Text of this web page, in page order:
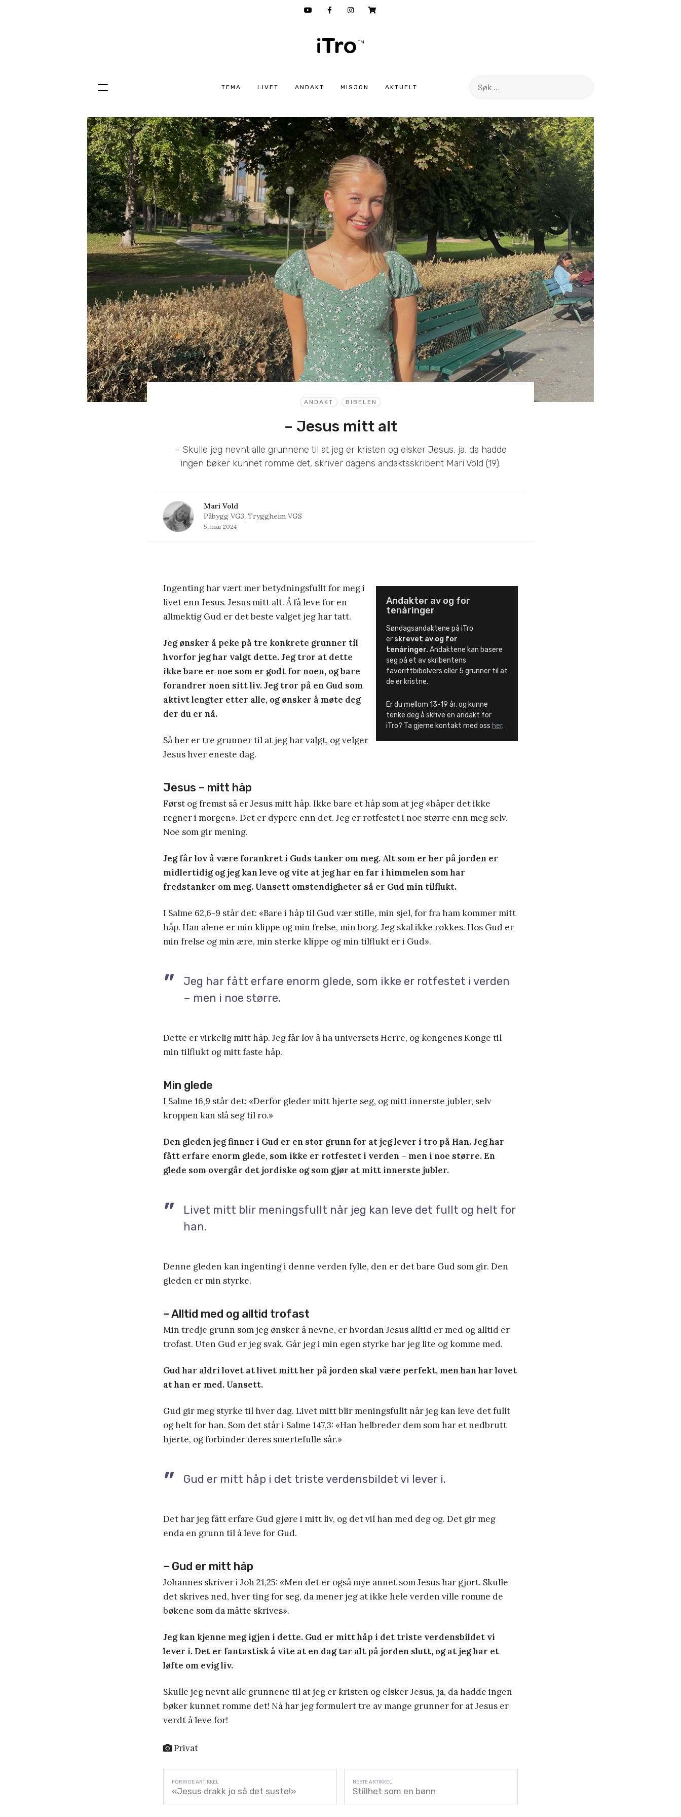
TEMA LIVET ANDAKT MISJON AKTUELT
Søk
Hopp
innhold
ANDAKT BIBELEN
– Jesus mitt alt
– Skulle jeg nevnt alle grunnene til at jeg er kristen og elsker Jesus, ja, da hadde
ingen bøker kunnet romme det, skriver dagens andaktsskribent Mari Vold (19).
Mari Vold
Påbygg VG3, Tryggheim VGS
5. mai 2024
Andakter av og for
tenåringer
Søndagsandaktene på iTro
er skrevet av og for
tenåringer.Andaktene kan basere
seg på et av skribentens
favorittbibelvers eller 5 grunner til at
de er kristne.
Er du mellom 13-19 år, og kunne
tenke deg å skrive en andakt for
iTro? Ta gjerne kontakt med oss her.
Ingenting har vært mer betydningsfullt for meg i
livet enn Jesus. Jesus mitt alt. Å få leve for en
allmektig Gud er det beste valget jeg har tatt.
Jeg ønsker å peke på tre konkrete grunner til
hvorfor jeg har valgt dette. Jeg tror at dette
ikke bare er noe som er godt for noen, og bare
forandrer noen sitt liv. Jeg tror på en Gud som
aktivt lengter etter alle, og ønsker å møte deg
der du er nå.
Så her er tre grunner til at jeg har valgt, og velger
Jesus hver eneste dag.
Jesus – mitt håp
Først og fremst så er Jesus mitt håp. Ikke bare et håp som at jeg «håper det ikke
regner i morgen». Det er dypere enn det. Jeg er rotfestet i noe større enn meg selv.
Noe som gir mening.
Jeg får lov å være forankret i Guds tanker om meg. Alt som er her på jorden er
midlertidig og jeg kan leve og vite at jeg har en far i himmelen som har
fredstanker om meg. Uansett omstendigheter så er Gud min tilflukt.
I Salme 62,6-9 står det: «Bare i håp til Gud vær stille, min sjel, for fra ham kommer mitt
håp. Han alene er min klippe og min frelse, min borg. Jeg skal ikke rokkes. Hos Gud er
min frelse og min ære, min sterke klippe og min tilflukt er i Gud».
Jeg har fått erfare enorm glede, som ikke er rotfestet i verden
– men i noe større.
Dette er virkelig mitt håp. Jeg får lov å ha universets Herre, og kongenes Konge til
min tilflukt og mitt faste håp.
Min glede
I Salme 16,9 står det: «Derfor gleder mitt hjerte seg, og mitt innerste jubler, selv
kroppen kan slå seg til ro.»
Den gleden jeg finner i Gud er en stor grunn for at jeg lever i tro på Han. Jeg har
fått erfare enorm glede, som ikke er rotfestet i verden – men i noe større. En
glede som overgår det jordiske og som gjør at mitt innerste jubler.
Livet mitt blir meningsfullt når jeg kan leve det fullt og helt for
han.
Denne gleden kan ingenting i denne verden fylle, den er det bare Gud som gir. Den
gleden er min styrke.
– Alltid med og alltid trofast
Min tredje grunn som jeg ønsker å nevne, er hvordan Jesus alltid er med og alltid er
trofast. Uten Gud er jeg svak. Går jeg i min egen styrke har jeg lite og komme med.
Gud har aldri lovet at livet mitt her på jorden skal være perfekt, men han har lovet
at han er med. Uansett.
Gud gir meg styrke til hver dag. Livet mitt blir meningsfullt når jeg kan leve det fullt
og helt for han. Som det står i Salme 147,3: «Han helbreder dem som har et nedbrutt
hjerte, og forbinder deres smertefulle sår.»
Gud er mitt håp i det triste verdensbildet vi lever i.
Det har jeg fått erfare Gud gjøre i mitt liv, og det vil han med deg og. Det gir meg
enda en grunn til å leve for Gud.
– Gud er mitt håp
Johannes skriver i Joh 21,25: «Men det er også mye annet som Jesus har gjort. Skulle
det skrives ned, hver ting for seg, da mener jeg at ikke hele verden ville romme de
bøkene som da måtte skrives».
Jeg kan kjenne meg igjen i dette. Gud er mitt håp i det triste verdensbildet vi
lever i. Det er fantastisk å vite at en dag tar alt på jorden slutt, og at jeg har et
løfte om evig liv.
Skulle jeg nevnt alle grunnene til at jeg er kristen og elsker Jesus, ja, da hadde ingen
bøker kunnet romme det! Nå har jeg formulert tre av mange grunner for at Jesus er
verdt å leve for!
Privat
«Jesus drakk jo så det suste!» Stillhet som en bønn